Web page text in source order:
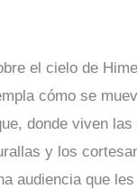
el cielo de
cómo se
donde viven
y los
audiencia que